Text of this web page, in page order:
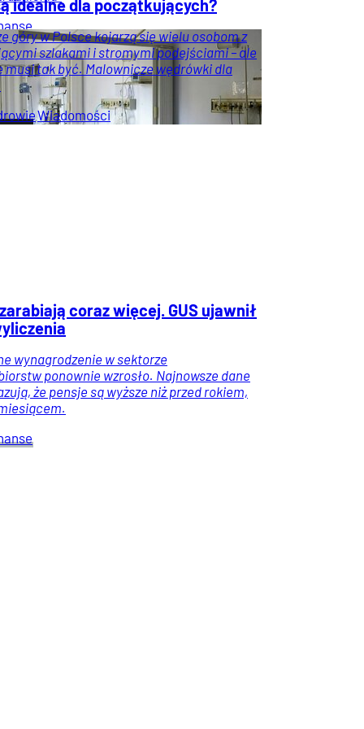
idealne dla początkujących?
góry w Polsce kojarzą się wielu osobom z
szlakami i stromymi podejściami – ale
musi tak być. Malownicze wędrówki dla
Wiadomości
coraz więcej. GUS ujawnił
wynagrodzenie w sektorze
ponownie wzrosło. Najnowsze dane
że pensje są wyższe niż przed rokiem,